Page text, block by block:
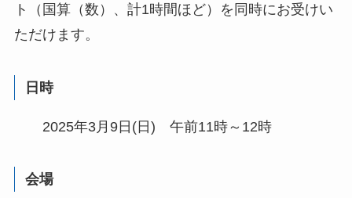
ト（国算（数）、計1時間ほど）を同時にお受けい
ただけます。
日時
2025年3月9日(日) 午前11時～12時
会場